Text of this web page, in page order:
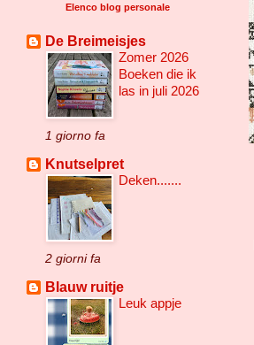
Elenco blog personale
De Breimeisjes
Zomer 2026
Boeken die ik
las in juli 2026
1 giorno fa
Knutselpret
Deken.......
2 giorni fa
Blauw ruitje
Leuk appje